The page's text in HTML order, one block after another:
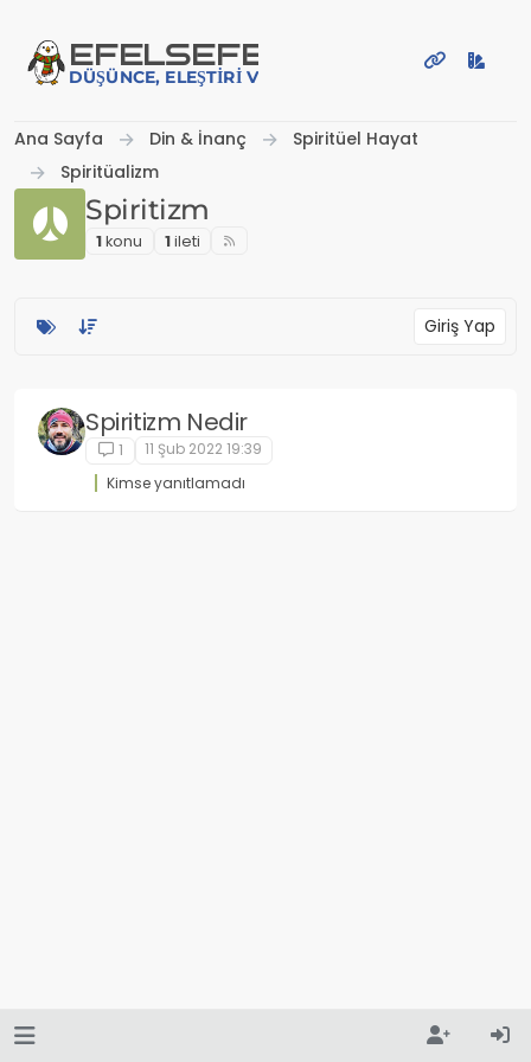
EFELSEFE
DÜŞÜNCE, ELEŞTIRI VE PAYLAŞIM PLATFORMU
Ana Sayfa Din & İnanç
Spiritüel Hayat
Spiritüalizm
Spiritizm
1konu 1i̇leti
Giriş Yap
Spiritizm Nedir
1
11 Şub 2022 19:39
Kimse yanıtlamadı